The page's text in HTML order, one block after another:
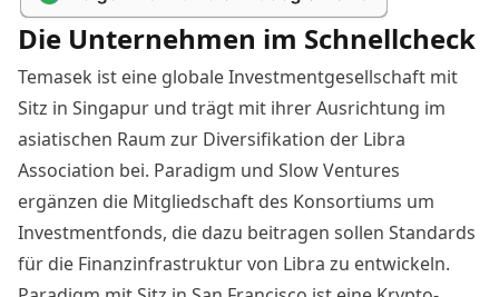
Die Unternehmen im Schnellcheck
Temasek ist eine globale Investmentgesellschaft mit
Sitz in Singapur und trägt mit ihrer Ausrichtung im
asiatischen Raum zur Diversifikation der Libra
Association bei. Paradigm und Slow Ventures
ergänzen die Mitgliedschaft des Konsortiums um
Investmentfonds, die dazu beitragen sollen Standards
für die Finanzinfrastruktur von Libra zu entwickeln.